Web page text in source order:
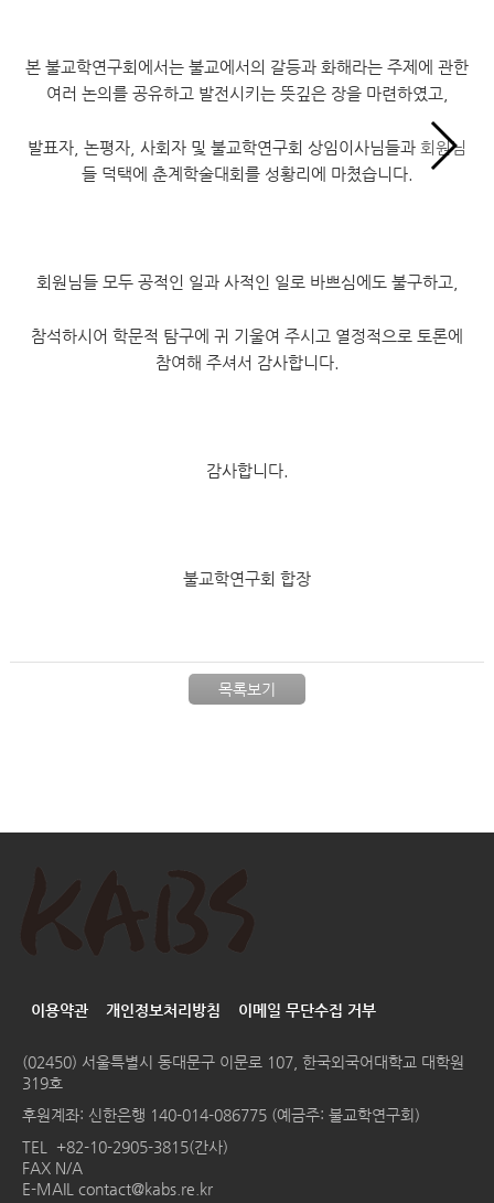
본 불교학연구회에서는 불교에서의 갈등과 화해라는 주제에 관한
여러 논의를 공유하고 발전시키는 뜻깊은 장을 마련하였고,
발표자, 논평자, 사회자 및 불교학연구회 상임이사님들과 회원님
들 덕택에 춘계학술대회를 성황리에 마쳤습니다.
회원님들 모두 공적인 일과 사적인 일로 바쁘심에도 불구하고,
참석하시어 학문적 탐구에 귀 기울여 주시고 열정적으로 토론에
참여해 주셔서 감사합니다.
감사합니다.
불교학연구회 합장
목록보기
이용약관 개인정보처리방침 이메일 무단수집 거부
(02450) 서울특별시 동대문구 이문로 107, 한국외국어대학교 대학원
319호
후원계좌: 신한은행 140-014-086775 (예금주: 불교학연구회)
TEL +82-10-2905-3815(간사)
FAX N/A
E-MAIL contact@kabs.re.kr